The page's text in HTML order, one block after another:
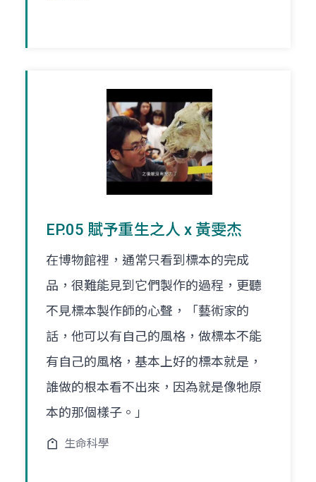
EP.05 賦予重生之人 x 黃雯杰
在博物館裡，通常只看到標本的完成
品，很難能見到它們製作的過程，更聽
不見標本製作師的心聲，「藝術家的
話，他可以有自己的風格，做標本不能
有自己的風格，基本上好的標本就是，
誰做的根本看不出來，因為就是像牠原
本的那個樣子。」
生命科學